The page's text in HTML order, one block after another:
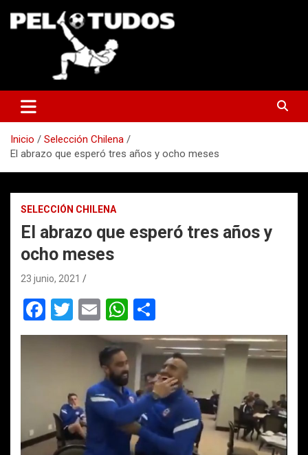
Inicio
Selección Chilena
El abrazo que esperó tres años y ocho meses
SELECCIÓN CHILENA
El abrazo que esperó tres años y
ocho meses
23 junio, 2021
F
a
ce
o
k
T
wi
tt
E
m
ail
W
h
at
s
A
p
p
o
m
p
ar
tir